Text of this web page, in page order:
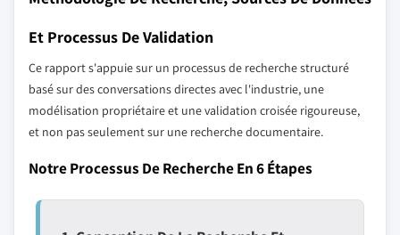
Et Processus De Validation
Ce rapport s'appuie sur un processus de recherche structuré
basé sur des conversations directes avec l'industrie, une
modélisation propriétaire et une validation croisée rigoureuse,
et non pas seulement sur une recherche documentaire.
Notre Processus De Recherche En 6 Étapes